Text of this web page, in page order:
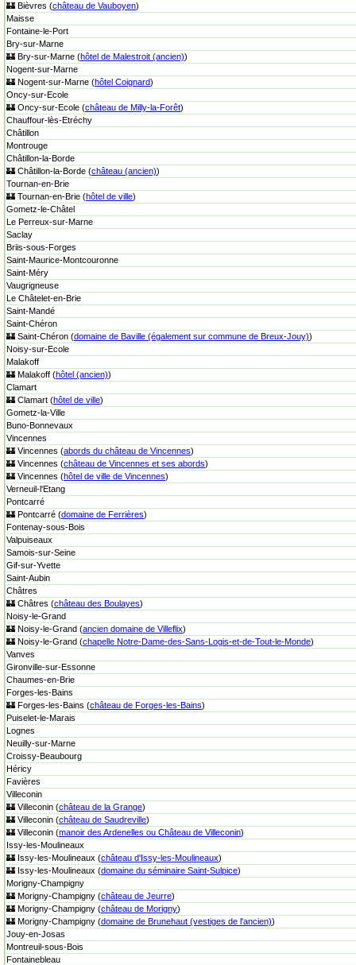
🏰 Bièvres (château de Vauboyen)
Maisse
Fontaine-le-Port
Bry-sur-Marne
🏰 Bry-sur-Marne (hôtel de Malestroit (ancien))
Nogent-sur-Marne
🏰 Nogent-sur-Marne (hôtel Coignard)
Oncy-sur-Ecole
🏰 Oncy-sur-Ecole (château de Milly-la-Forêt)
Chauffour-lès-Etréchy
Châtillon
Montrouge
Châtillon-la-Borde
🏰 Châtillon-la-Borde (château (ancien))
Tournan-en-Brie
🏰 Tournan-en-Brie (hôtel de ville)
Gometz-le-Châtel
Le Perreux-sur-Marne
Saclay
Briis-sous-Forges
Saint-Maurice-Montcouronne
Saint-Méry
Vaugrigneuse
Le Châtelet-en-Brie
Saint-Mandé
Saint-Chéron
🏰 Saint-Chéron (domaine de Baville (également sur commune de Breux-Jouy))
Noisy-sur-Ecole
Malakoff
🏰 Malakoff (hôtel (ancien))
Clamart
🏰 Clamart (hôtel de ville)
Gometz-la-Ville
Buno-Bonnevaux
Vincennes
🏰 Vincennes (abords du château de Vincennes)
🏰 Vincennes (château de Vincennes et ses abords)
🏰 Vincennes (hôtel de ville de Vincennes)
Verneuil-l'Etang
Pontcarré
🏰 Pontcarré (domaine de Ferrières)
Fontenay-sous-Bois
Valpuiseaux
Samois-sur-Seine
Gif-sur-Yvette
Saint-Aubin
Châtres
🏰 Châtres (château des Boulayes)
Noisy-le-Grand
🏰 Noisy-le-Grand (ancien domaine de Villeflix)
🏰 Noisy-le-Grand (chapelle Notre-Dame-des-Sans-Logis-et-de-Tout-le-Monde)
Vanves
Gironville-sur-Essonne
Chaumes-en-Brie
Forges-les-Bains
🏰 Forges-les-Bains (château de Forges-les-Bains)
Puiselet-le-Marais
Lognes
Neuilly-sur-Marne
Croissy-Beaubourg
Héricy
Favières
Villeconin
🏰 Villeconin (château de la Grange)
🏰 Villeconin (château de Saudreville)
🏰 Villeconin (manoir des Ardenelles ou Château de Villeconin)
Issy-les-Moulineaux
🏰 Issy-les-Moulineaux (château d'Issy-les-Moulineaux)
🏰 Issy-les-Moulineaux (domaine du séminaire Saint-Sulpice)
Morigny-Champigny
🏰 Morigny-Champigny (château de Jeurre)
🏰 Morigny-Champigny (château de Morigny)
🏰 Morigny-Champigny (domaine de Brunehaut (vestiges de l'ancien))
Jouy-en-Josas
Montreuil-sous-Bois
Fontainebleau